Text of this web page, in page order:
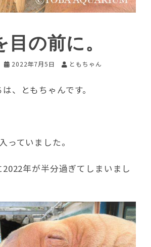
目の前に。
2022年7月5日 ともちゃん
、ともちゃんです。
っていました。
年が半分過ぎてしまいまし